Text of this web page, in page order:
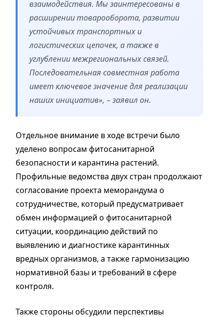
взаимодействия. Мы заинтересованы в
расширении товарооборота, развитии
устойчивых транспортных и
логистических цепочек, а также в
углублении межрегиональных связей.
Последовательная совместная работа
имеет ключевое значение для реализации
наших инициатив», – заявил он.
Отдельное внимание в ходе встречи было
уделено вопросам фитосанитарной
безопасности и карантина растений.
Профильные ведомства двух стран продолжают
согласование проекта меморандума о
сотрудничестве, который предусматривает
обмен информацией о фитосанитарной
ситуации, координацию действий по
выявлению и диагностике карантинных
вредных организмов, а также гармонизацию
нормативной базы и требований в сфере
контроля.
Также стороны обсудили перспективы